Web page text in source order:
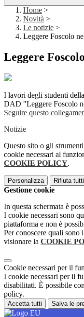
Home >
Novità >
Le notizie >
Leggere Foscolo
Leggere
I lavori degli studenti
DAD "Leggere Foscolo
Seguire questo
Notizie
Questo sito o gli
cookie necessari al
COOKIE POLICY.
Personalizza Rifiuta tutti
Gestione cookie
In questa schermata è
I cookie necessari sono
piattaforma e non è
Per conoscere quali sono
visionare la COOKIE
Cookie necessari per il
I cookie necessari per il
disabilitati. È possibile
policy.
Accetta tutti Salva le